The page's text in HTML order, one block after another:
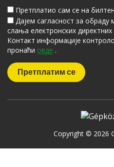
Претплатио сам се на билтен
Дајем сагласност за обраду
слања електронских
Контакт информације
пронаћи овде .
Copyright © 2026